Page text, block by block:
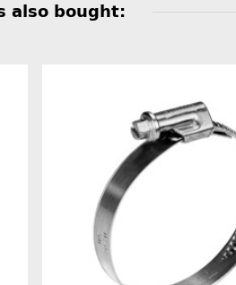
also bought: